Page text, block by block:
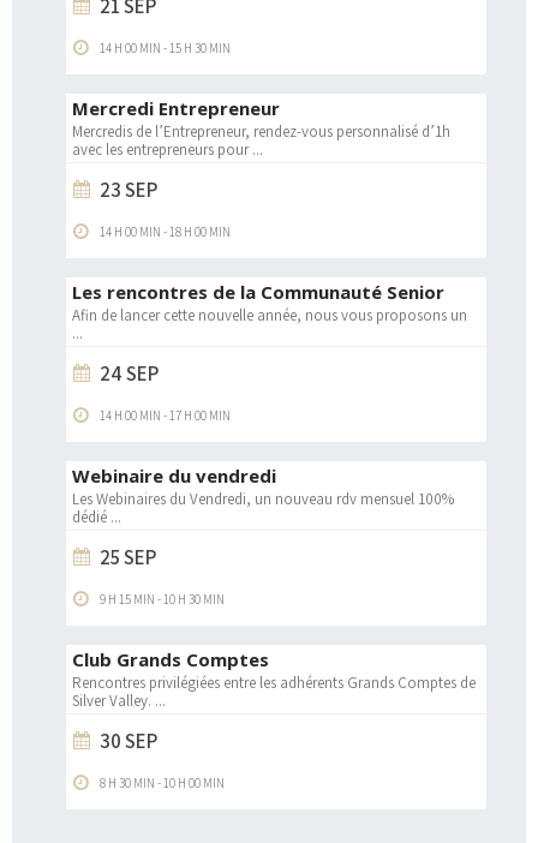
21 SEP
14 H 00 MIN -15 H 30 MIN
Mercredi Entrepreneur
Mercredis de l’Entrepreneur, rendez-vous personnalisé d’1h
avec les entrepreneurs pour...
23 SEP
14 H 00 MIN -18 H 00 MIN
Les rencontres de la Communauté Senior
Afin de lancer cette nouvelle année, nous vous proposons un
...
24 SEP
14 H 00 MIN -17 H 00 MIN
Webinaire du vendredi
Les Webinaires du Vendredi, un nouveau rdv mensuel 100%
dédié ...
25 SEP
9 H 15 MIN -10 H 30 MIN
Club Grands Comptes
Rencontres privilégiées entre les adhérents Grands Comptes de
Silver Valley. ...
30 SEP
8 H 30 MIN -10 H 00 MIN